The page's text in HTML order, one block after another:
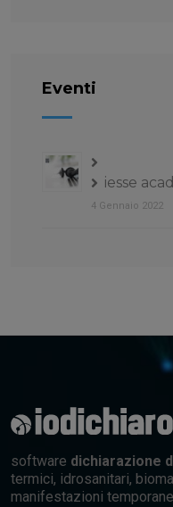
Eventi
iesse
4 Gennaio 2022
software dichiarazione
termici, idrosanitari,
manifestazioni